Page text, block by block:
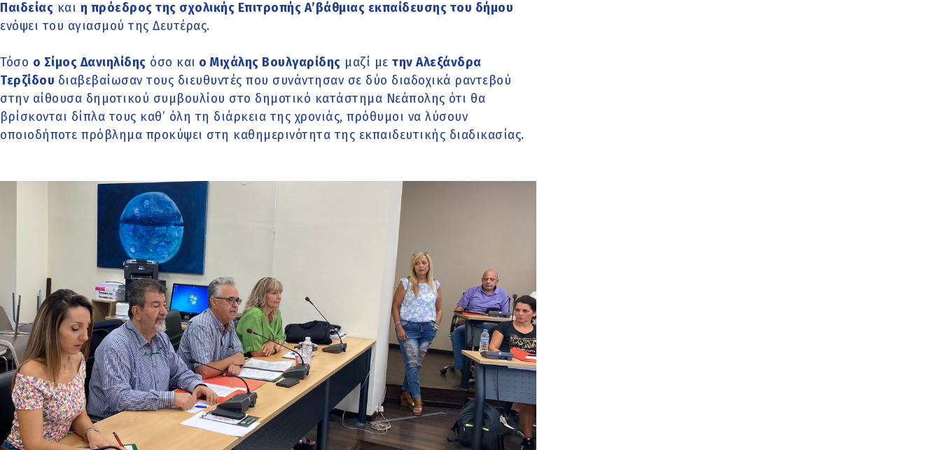
Παιδείας και η πρόεδρος της σχολικής Επιτροπής Α’βάθμιας εκπαίδευσης του δήμου
ενόψει του αγιασμού της Δευτέρας.
Τόσο ο Σίμος Δανιηλίδης όσο και ο Μιχάλης Βουλγαρίδης μαζί με την Αλεξάνδρα
Τερζίδου διαβεβαίωσαν τους διευθυντές που συνάντησαν σε δύο διαδοχικά ραντεβού
στην αίθουσα δημοτικού συμβουλίου στο δημοτικό κατάστημα Νεάπολης ότι θα
βρίσκονται δίπλα τους καθ’ όλη τη διάρκεια της χρονιάς, πρόθυμοι να λύσουν
οποιοδήποτε πρόβλημα προκύψει στη καθημερινότητα της εκπαιδευτικής διαδικασίας.